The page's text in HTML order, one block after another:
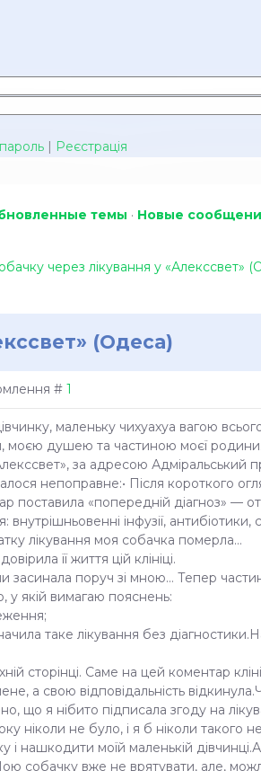
| Реєстрація
темы · Новые
через лікування у «Алекссвет»
(Одеса)
# 1
маленьку чихуахуа вагою всього
душею та частиною моєї
за адресою Адміральський
непоправне:• Після короткого
поставила «попередній діагноз» —
інфузії,
лікування моя собачка померла…
її життя цій клініці.
засинала поруч зі мною… Тепер
у якій вимагаю пояснень:
таке лікування без
сторінці. Саме на цей коментар
а свою відповідальність
що я нібито підписала згоду на
ніколи не було, і я б ніколи такого
нашкодити моїй маленькій
собачку вже не врятувати, але,